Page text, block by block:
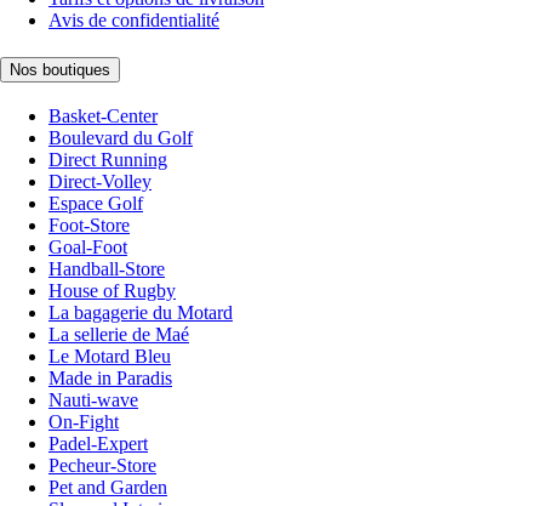
Avis de confidentialité
Nos boutiques
Basket-Center
Boulevard du Golf
Direct Running
Direct-Volley
Espace Golf
Foot-Store
Goal-Foot
Handball-Store
House of Rugby
La bagagerie du Motard
La sellerie de Maé
Le Motard Bleu
Made in Paradis
Nauti-wave
On-Fight
Padel-Expert
Pecheur-Store
Pet and Garden